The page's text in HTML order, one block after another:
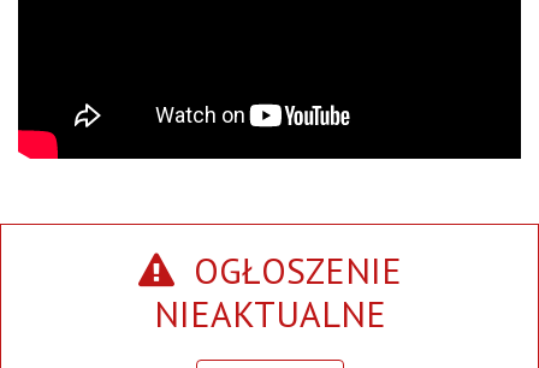
OGŁOSZENIE
NIEAKTUALNE